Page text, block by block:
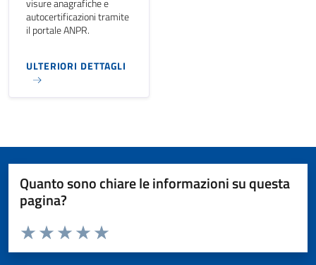
visure anagrafiche e
autocertificazioni tramite
il portale ANPR.
ULTERIORI DETTAGLI
Quanto sono chiare le informazioni su questa
pagina?
Valuta da 1 a 5 stelle la pagina
Valuta 5 stelle su 5
Valuta 4 stelle su 5
Valuta 3 stelle su 5
Valuta 2 stelle su 5
Valuta 1 stelle su 5